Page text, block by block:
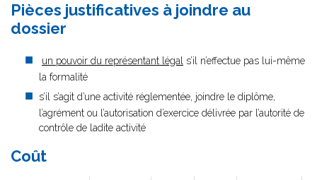
Pièces justificatives à joindre au
dossier
un pouvoir du représentant légal s’il n’effectue pas lui-même
la formalité
s’il s’agit d’une activité réglementée, joindre le diplôme,
l’agrément ou l’autorisation d’exercice délivrée par l’autorité de
contrôle de ladite activité
Coût